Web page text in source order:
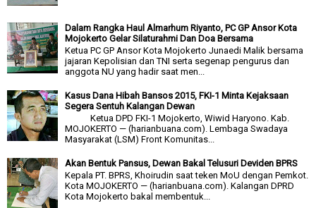
Dalam Rangka Haul Almarhum Riyanto, PC GP Ansor Kota
Mojokerto Gelar Silaturahmi Dan Doa Bersama
Ketua PC GP Ansor Kota Mojokerto Junaedi Malik bersama
jajaran Kepolisian dan TNI serta segenap pengurus dan
anggota NU yang hadir saat men...
Kasus Dana Hibah Bansos 2015, FKI-1 Minta Kejaksaan
Segera Sentuh Kalangan Dewan
Ketua DPD FKI-1 Mojokerto, Wiwid Haryono. Kab.
MOJOKERTO — (harianbuana.com). Lembaga Swadaya
Masyarakat (LSM) Front Komunitas...
Akan Bentuk Pansus, Dewan Bakal Telusuri Deviden BPRS
Kepala PT. BPRS, Khoirudin saat teken MoU dengan Pemkot.
Kota MOJOKERTO — (harianbuana.com). Kalangan DPRD
Kota Mojokerto bakal membentuk...